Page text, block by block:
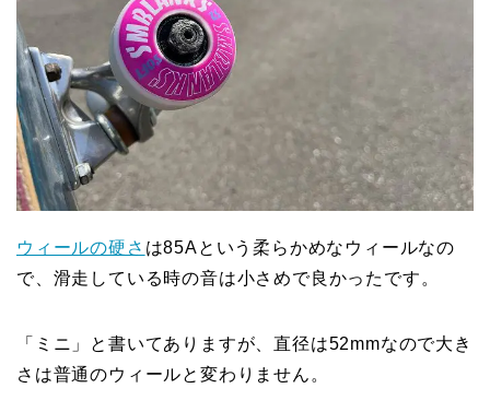
ウィールの硬さ は85Aという柔らかめなウィールなの
で、滑走している時の音は小さめで良かったです。
「ミニ」と書いてありますが、直径は52mmなので大き
さは普通のウィールと変わりません。